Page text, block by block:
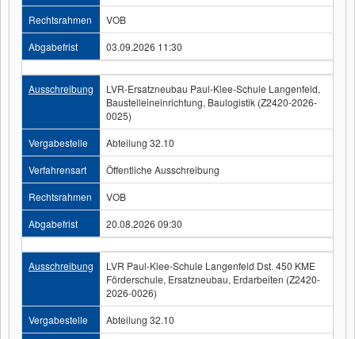
Rechtsrahmen
VOB
Abgabefrist
03.09.2026 11:30
Ausschreibung
LVR-Ersatzneubau Paul-Klee-Schule Langenfeld,
Baustelleineinrichtung, Baulogistik (Z2420-2026-
0025)
Vergabestelle
Abteilung 32.10
Verfahrensart
Öffentliche Ausschreibung
Rechtsrahmen
VOB
Abgabefrist
20.08.2026 09:30
Ausschreibung
LVR Paul-Klee-Schule Langenfeld Dst. 450 KME
Förderschule, Ersatzneubau, Erdarbeiten (Z2420-
2026-0026)
Vergabestelle
Abteilung 32.10